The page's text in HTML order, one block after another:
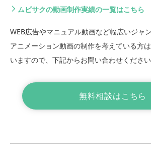
ムビサクの動画制作実績の一覧はこちら
WEB広告やマニュアル動画など幅広いジャ
アニメーション動画の制作を考えている方
いますので、下記からお問い合わせください
無料相談はこちら